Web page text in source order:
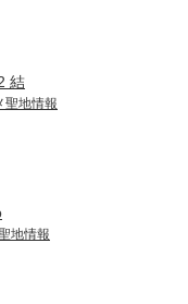
結
聖地情報
地情報